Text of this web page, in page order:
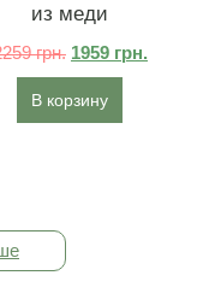
из меди
грн. 1959 грн.
В корзину